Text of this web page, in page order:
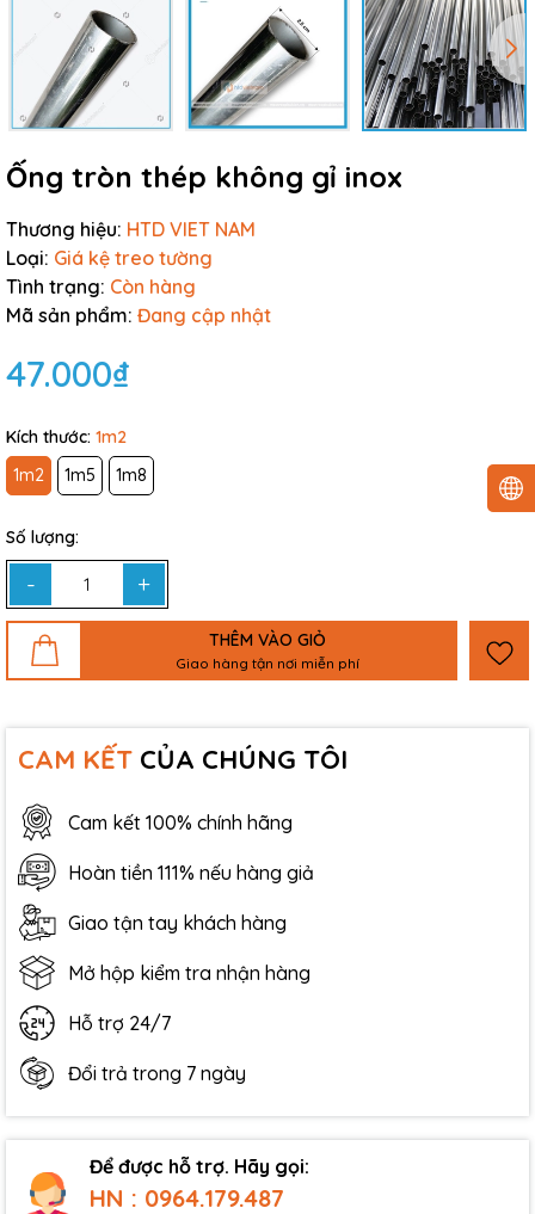
Ống tròn thép không gỉ inox
Thương hiệu: HTD VIET NAM
Loại: Giá kệ treo tường
Tình trạng: Còn hàng
Mã sản phẩm: Đang cập nhật
47.000₫
Kích thước: 1m2
1m2
1m5 1m8
Số lượng:
- +
THÊM VÀO GIỎ
Giao hàng tận nơi miễn phí
CAM KẾT CỦA CHÚNG TÔI
Cam kết 100% chính hãng
Hoàn tiền 111% nếu hàng giả
Giao tận tay khách hàng
Mở hộp kiểm tra nhận hàng
Hỗ trợ 24/7
Đổi trả trong 7 ngày
Để được hỗ trợ. Hãy gọi:
HN : 0964.179.487